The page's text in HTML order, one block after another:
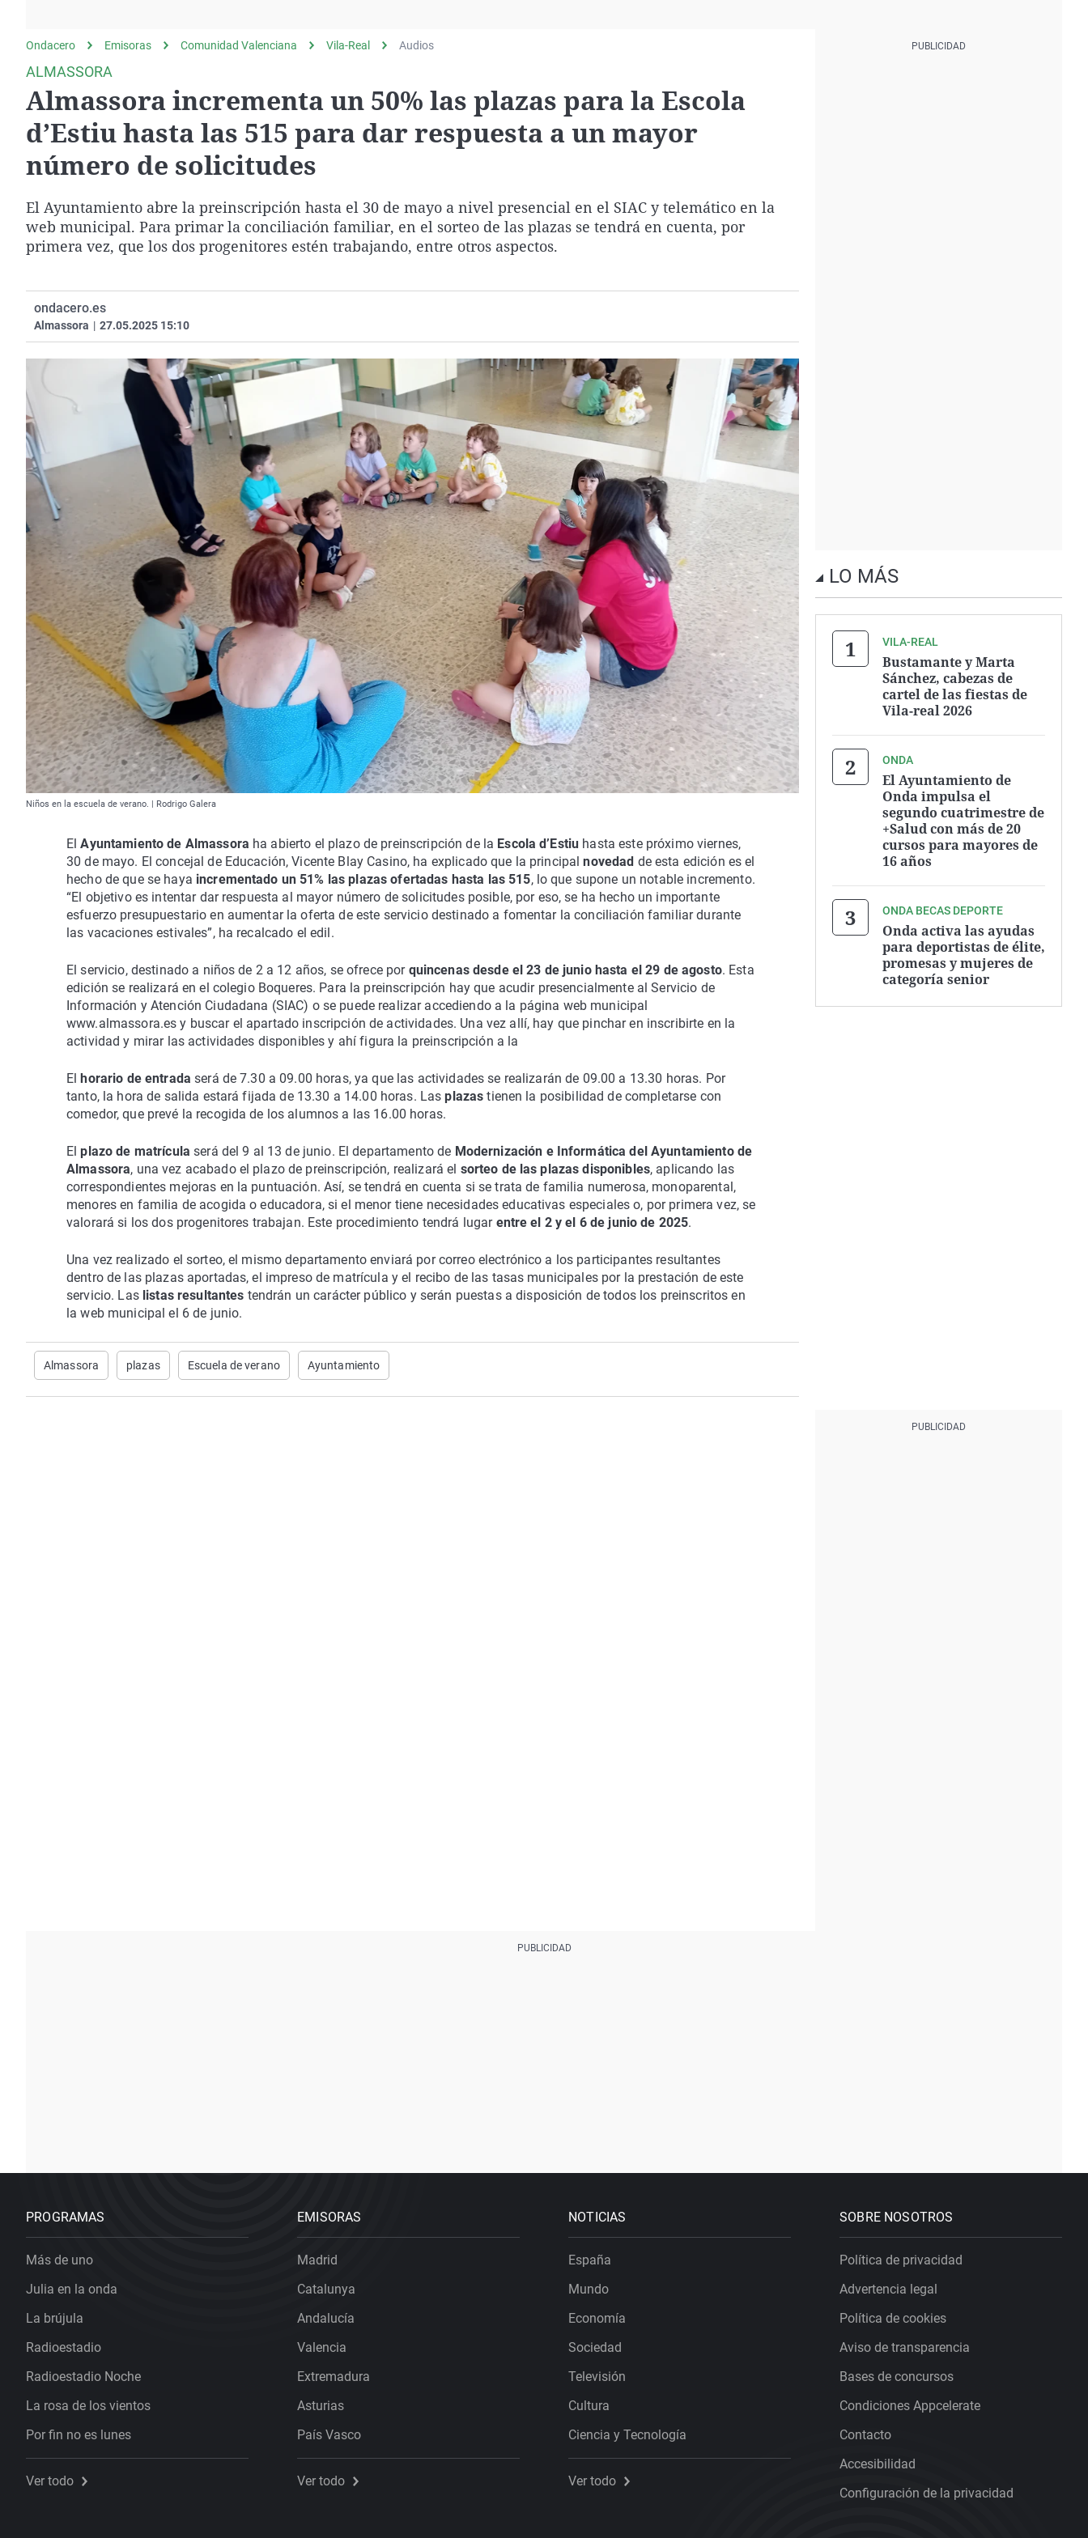
Negra
Ondacero Emisoras Comunidad Valenciana Vila-Real Audios
ALMASSORA
Almassora incrementa un 50% las plazas para la Escola
d’Estiu hasta las 515 para dar respuesta a un mayor
número de solicitudes
El Ayuntamiento abre la preinscripción hasta el 30 de mayo a nivel presencial en el SIAC y telemático en la
web municipal. Para primar la conciliación familiar, en el sorteo de las plazas se tendrá en cuenta, por
primera vez, que los dos progenitores estén trabajando, entre otros aspectos.
ondacero.es
Almassora | 27.05.2025 15:10
Niños en la escuela de verano. | Rodrigo Galera
ElAyuntamiento de Almassora ha abierto el plazo de preinscripción de la Escola d’Estiu hasta este próximo viernes,
30 de mayo. El concejal de Educación, Vicente Blay Casino, ha explicado que la principalnovedad de esta edición es el
hecho de que se haya incrementado un 51% las plazas ofertadas hasta las 515, lo que supone un notable incremento.
“El objetivo es intentar dar respuesta al mayor número de solicitudes posible, por eso, se ha hecho un importante
esfuerzo presupuestario en aumentar la oferta de este servicio destinado a fomentar la conciliación familiar durante
las vacaciones estivales”, ha recalcado el edil.
El servicio, destinado a niños de 2 a 12 años, se ofrece porquincenas desde el 23 de junio hasta el 29 de agosto. Esta
edición se realizará en el colegio Boqueres. Para la preinscripción hay que acudir presencialmente al Servicio de
Información y Atención Ciudadana (SIAC) o se puede realizar accediendo a la página web municipal
www.almassora.es y buscar el apartado inscripción de actividades. Una vez allí, hay que pinchar en inscribirte en la
actividad y mirar las actividades disponibles y ahí figura la preinscripción a la
El horario de entrada será de 7.30 a 09.00 horas, ya que las actividades se realizarán de 09.00 a 13.30 horas. Por
tanto, la hora de salida estará fijada de 13.30 a 14.00 horas. Lasplazastienen la posibilidad de completarse con
comedor, que prevé la recogida de los alumnos a las 16.00 horas.
Elplazo de matrícula será del 9 al 13 de junio. El departamento de Modernización e Informática del Ayuntamiento de
Almassora, una vez acabado el plazo de preinscripción, realizará el sorteo de las plazas disponibles, aplicando las
correspondientes mejoras en la puntuación. Así, se tendrá en cuenta si se trata de familia numerosa, monoparental,
menores en familia de acogida o educadora, si el menor tiene necesidades educativas especiales o, por primera vez, se
valorará si los dos progenitores trabajan. Este procedimiento tendrá lugar entre el 2 y el 6 de junio de 2025.
Una vez realizado el sorteo, el mismo departamento enviará por correo electrónico a los participantes resultantes
dentro de las plazas aportadas, el impreso de matrícula y el recibo de las tasas municipales por la prestación de este
servicio. Las listas resultantes tendrán un carácter público y serán puestas a disposición de todos los preinscritos en
la web municipal el 6 de junio.
Almassora plazas Escuela de verano Ayuntamiento
LO MÁS
VILA-REAL
Bustamante y Marta
Sánchez, cabezas de
cartel de las fiestas de
Vila-real 2026
ONDA
El Ayuntamiento de
Onda impulsa el
segundo cuatrimestre de
+Salud con más de 20
cursos para mayores de
16 años
ONDA BECAS DEPORTE
Onda activa las ayudas
para deportistas de élite,
promesas y mujeres de
categoría senior
PROGRAMAS
Más de uno
Julia en la onda
La brújula
Radioestadio
Radioestadio Noche
La rosa de los vientos
Por fin no es lunes
Ver todo
EMISORAS
Madrid
Catalunya
Andalucía
Valencia
Extremadura
Asturias
País Vasco
Ver todo
NOTICIAS
España
Mundo
Economía
Sociedad
Televisión
Cultura
Ciencia y Tecnología
Ver todo
SOBRE NOSOTROS
Política de privacidad
Advertencia legal
Política de cookies
Aviso de transparencia
Bases de concursos
Condiciones Appcelerate
Contacto
Accesibilidad
Configuración de la privacidad